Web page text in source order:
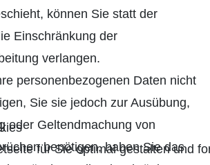
können Sie statt der
Einschränkung der
verlangen.
personenbezogenen Daten nicht
Sie sie jedoch zur Ausübung,
oder Geltendmachung von
benötigen, haben Sie das
für Sie optimal gestalten und